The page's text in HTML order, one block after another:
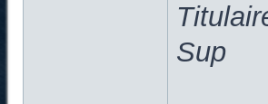
Sup